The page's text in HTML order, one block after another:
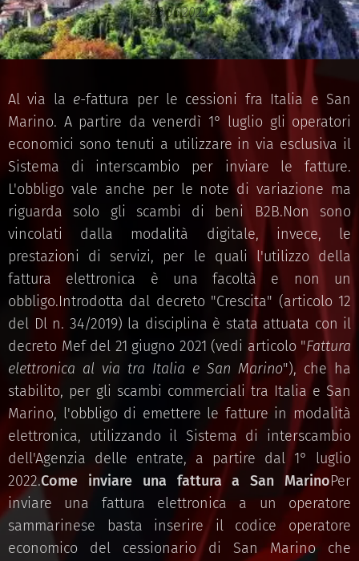
23.06.2022
Al via la e-fattura per le cessioni fra Italia e San
Marino. A partire da venerdì 1° luglio gli operatori
economici sono tenuti a utilizzare in via esclusiva il
Sistema di interscambio per inviare le fatture.
L'obbligo vale anche per le note di variazione ma
riguarda solo gli scambi di beni B2B.Non sono
vincolati dalla modalità digitale, invece, le
prestazioni di servizi, per le quali l'utilizzo della
fattura elettronica è una facoltà e non un
obbligo.Introdotta dal decreto "Crescita" (articolo 12
del Dl n. 34/2019) la disciplina è stata attuata con il
decreto Mef del 21 giugno 2021 (vedi articolo "Fattura
elettronica al via tra Italia e San Marino"), che ha
stabilito, per gli scambi commerciali tra Italia e San
Marino, l'obbligo di emettere le fatture in modalità
elettronica, utilizzando il Sistema di interscambio
dell'Agenzia delle entrate, a partire dal 1° luglio
2022.Come inviare una fattura a San MarinoPer
inviare una fattura elettronica a un operatore
sammarinese basta inserire il codice operatore
economico del cessionario di San Marino che